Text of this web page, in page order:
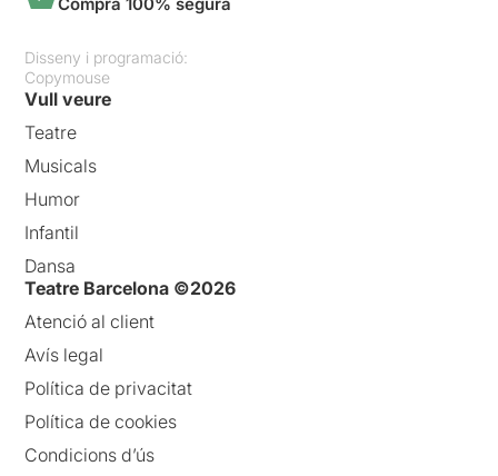
Compra 100% segura
Disseny i programació:
Copymouse
Vull veure
Teatre
Musicals
Humor
Infantil
Dansa
Teatre Barcelona ©2026
Atenció al client
Avís legal
Política de privacitat
Política de cookies
Condicions d’ús